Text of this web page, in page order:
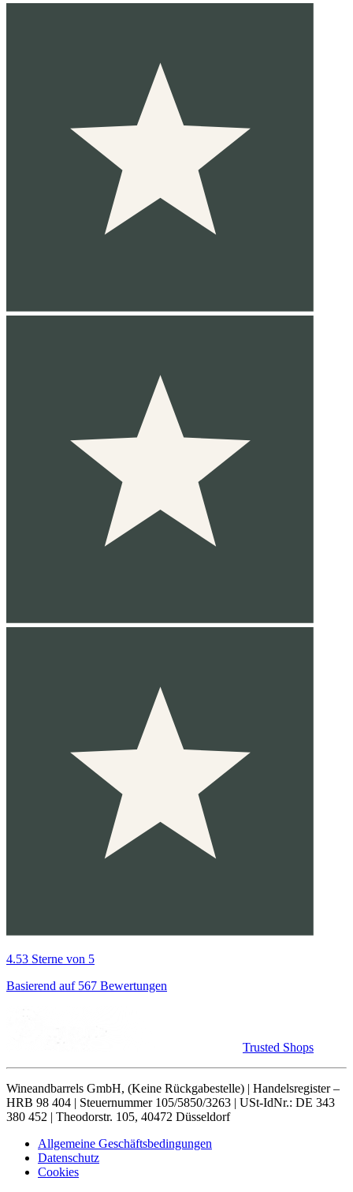
4.53 Sterne von 5
Basierend auf 567 Bewertungen
Trusted Shops
Wineandbarrels GmbH, (Keine Rückgabestelle) | Handelsregister –
HRB 98 404 | Steuernummer 105/5850/3263 | USt-IdNr.: DE 343
380 452 | Theodorstr. 105, 40472 Düsseldorf
Allgemeine Geschäftsbedingungen
Datenschutz
Cookies